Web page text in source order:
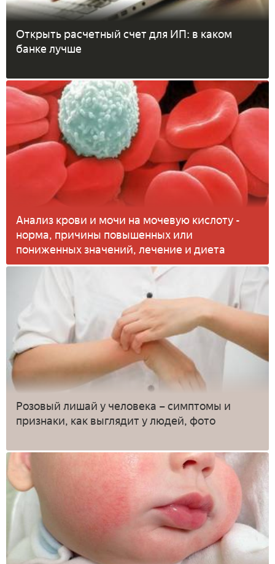
Открыть расчетный счет для ИП: в каком
банке лучше
Анализ крови и мочи на мочевую кислоту -
норма, причины повышенных или
пониженных значений, лечение и диета
Розовый лишай у человека – симптомы и
признаки, как выглядит у людей, фото